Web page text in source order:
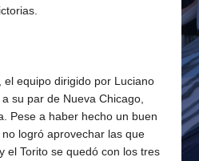
el equipo dirigido por Luciano
su par de Nueva Chicago,
Pese a haber hecho un buen
logró aprovechar las que
el Torito se quedó con los tres